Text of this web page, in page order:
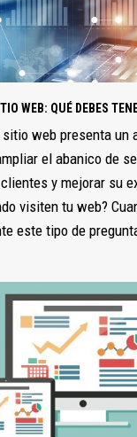
WEB: QUÉ DEBES
sitio web presenta un
el abanico de
y mejorar su
visiten tu web?
este tipo de